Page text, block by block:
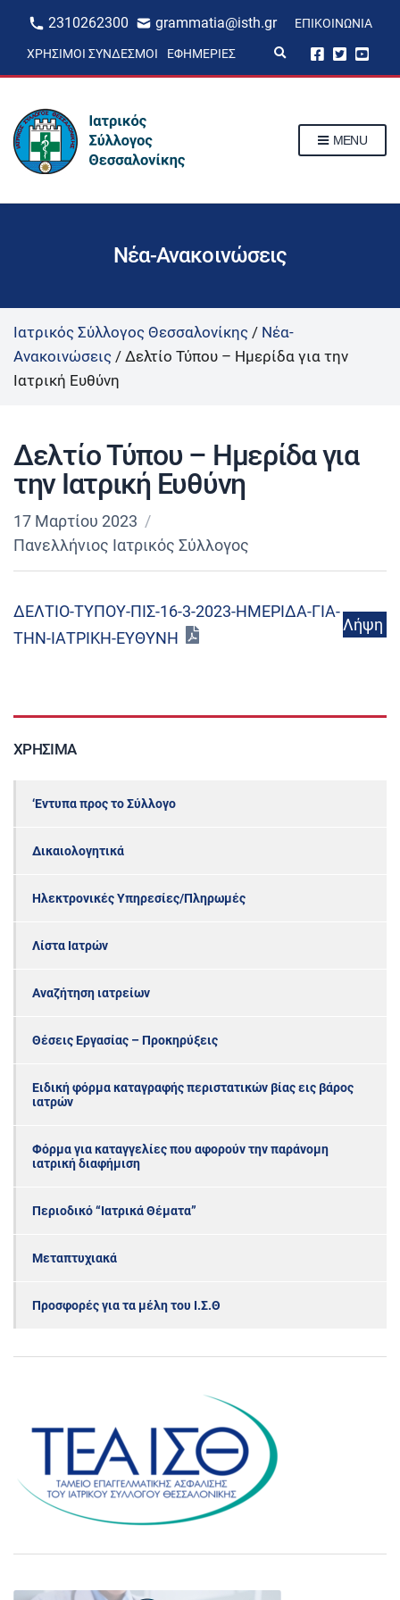
2310262300 grammatia@isth.gr ΕΠΙΚΟΙΝΩΝΊΑ
ΧΡΉΣΙΜΟΙ ΣΎΝΔΕΣΜΟΙ ΕΦΗΜΕΡΊΕΣ
p
m
MENU
Νέα-Ανακοινώσεις
Ιατρικός Σύλλογος Θεσσαλονίκης / Νέα-
Ανακοινώσεις / Δελτίο Τύπου – Ημερίδα για την
Ιατρική Ευθύνη
Δελτίο Τύπου – Ημερίδα για
την Ιατρική Ευθύνη
17 Μαρτίου 2023
Πανελλήνιος Ιατρικός Σύλλογος
ΔΕΛΤΙΟ-ΤΥΠΟΥ-ΠΙΣ-16-3-2023-ΗΜΕΡΙΔΑ-ΓΙΑ-
ΤΗΝ-ΙΑΤΡΙΚΗ-ΕΥΘΥΝΗ
Λήψη
ΧΡΉΣΙΜΑ
‘Εντυπα προς το Σύλλογο
Δικαιολογητικά
Ηλεκτρονικές Υπηρεσίες/Πληρωμές
Λίστα Ιατρών
Αναζήτηση ιατρείων
Θέσεις Εργασίας – Προκηρύξεις
Ειδική φόρμα καταγραφής περιστατικών βίας εις βάρος
ιατρών
Φόρμα για καταγγελίες που αφορούν την παράνομη
ιατρική διαφήμιση
Περιοδικό “Ιατρικά Θέματα”
Μεταπτυχιακά
Προσφορές για τα μέλη του Ι.Σ.Θ